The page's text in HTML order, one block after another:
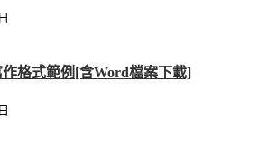
作格式範例[含Word檔案下載]